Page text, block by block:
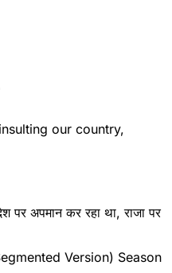
our country,
पर अपमान कर रहा था, राजा पर
Version) Season